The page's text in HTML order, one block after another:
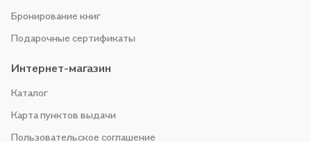
Бронирование книг
Подарочные сертификаты
Интернет-магазин
Каталог
Карта пунктов выдачи
Пользовательское соглашение